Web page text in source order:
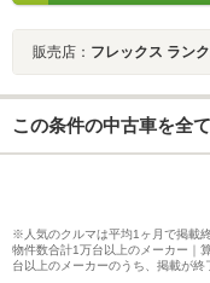
販売店： フレックス ラン
この条件の中古車を全
※人気のクルマは平均1ヶ月で掲載
物件数合計1万台以上のメーカー｜
台以上のメーカーのうち、掲載が